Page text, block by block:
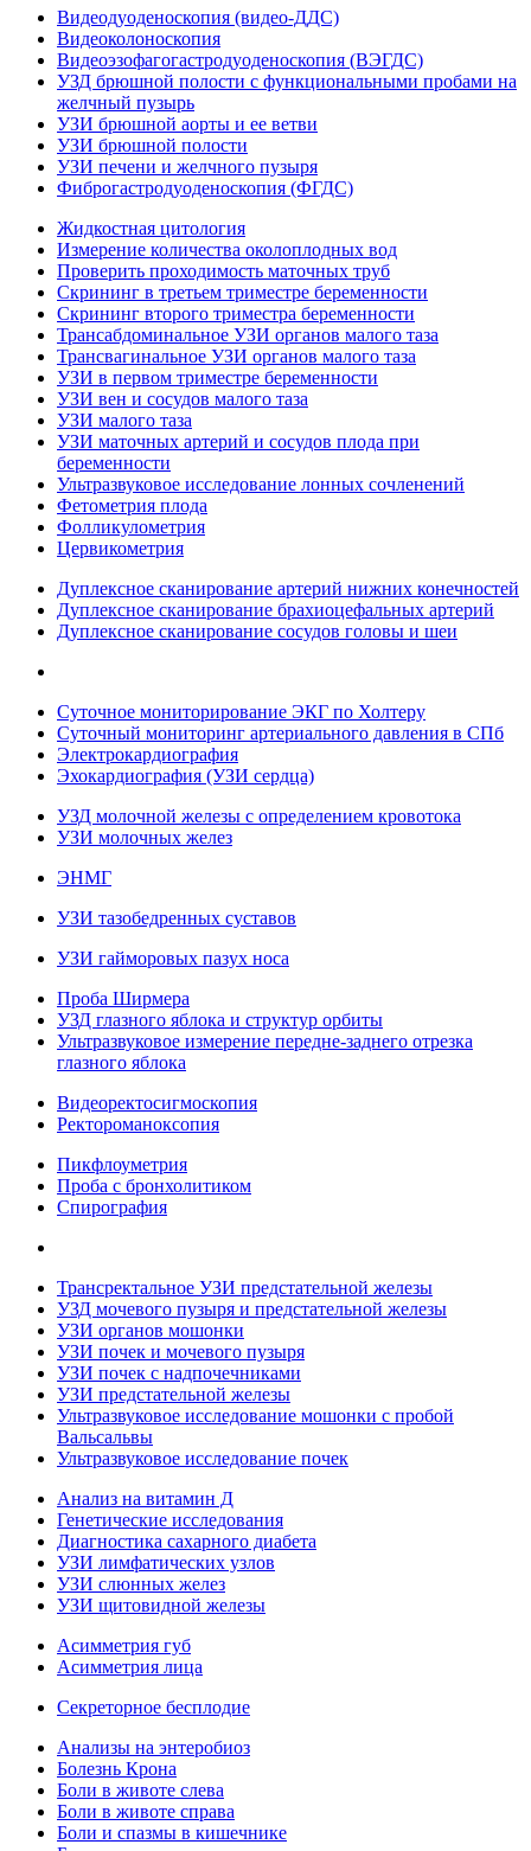
Видеодуоденоскопия (видео-ДДС)
Видеоколоноскопия
Видеоэзофагогастродуоденоскопия (ВЭГДС)
УЗД брюшной полости с функциональными пробами на
желчный пузырь
УЗИ брюшной аорты и ее ветви
УЗИ брюшной полости
УЗИ печени и желчного пузыря
Фиброгастродуоденоскопия (ФГДС)
Жидкостная цитология
Измерение количества околоплодных вод
Проверить проходимость маточных труб
Скрининг в третьем триместре беременности
Скрининг второго триместра беременности
Трансабдоминальное УЗИ органов малого таза
Трансвагинальное УЗИ органов малого таза
УЗИ в первом триместре беременности
УЗИ вен и сосудов малого таза
УЗИ малого таза
УЗИ маточных артерий и сосудов плода при
беременности
Ультразвуковое исследование лонных сочленений
Фетометрия плода
Фолликулометрия
Цервикометрия
Дуплексное сканирование артерий нижних конечностей
Дуплексное сканирование брахиоцефальных артерий
Дуплексное сканирование сосудов головы и шеи
Суточное мониторирование ЭКГ по Холтеру
Суточный мониторинг артериального давления в СПб
Электрокардиография
Эхокардиография (УЗИ сердца)
УЗД молочной железы с определением кровотока
УЗИ молочных желез
ЭНМГ
УЗИ тазобедренных суставов
УЗИ гайморовых пазух носа
Проба Ширмера
УЗД глазного яблока и структур орбиты
Ультразвуковое измерение передне-заднего отрезка
глазного яблока
Видеоректосигмоскопия
Ректороманоксопия
Пикфлоуметрия
Проба с бронхолитиком
Спирография
Трансректальное УЗИ предстательной железы
УЗД мочевого пузыря и предстательной железы
УЗИ органов мошонки
УЗИ почек и мочевого пузыря
УЗИ почек с надпочечниками
УЗИ предстательной железы
Ультразвуковое исследование мошонки с пробой
Вальсальвы
Ультразвуковое исследование почек
Анализ на витамин Д
Генетические исследования
Диагностика сахарного диабета
УЗИ лимфатических узлов
УЗИ слюнных желез
УЗИ щитовидной железы
Асимметрия губ
Асимметрия лица
Секреторное бесплодие
Анализы на энтеробиоз
Болезнь Крона
Боли в животе слева
Боли в животе справа
Боли и спазмы в кишечнике